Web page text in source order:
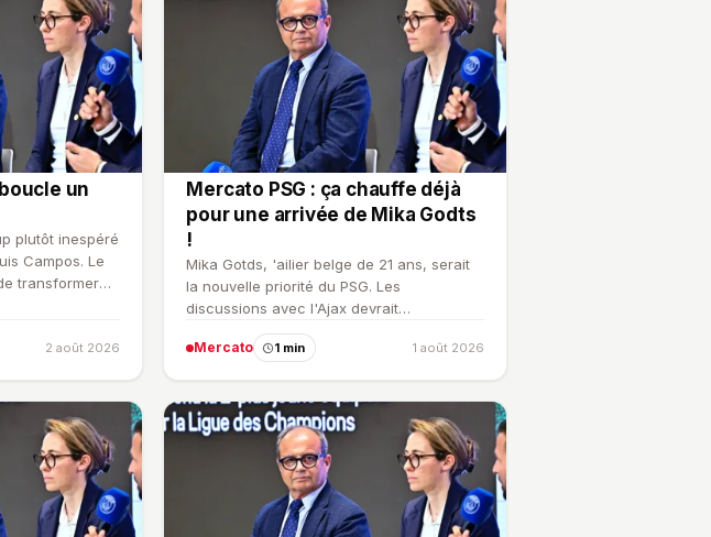
un
plutôt inespéré
Campos. Le
transformer
2 août 2026
Mercato PSG : ça chauffe déjà
pour une arrivée de Mika Godts
!
Mika Gotds, 'ailier belge de 21 ans, serait
la nouvelle priorité du PSG. Les
discussions avec l'Ajax devrait
s'intensifier. Alors que Maghn…
Mercato 1 min 1 août 2026